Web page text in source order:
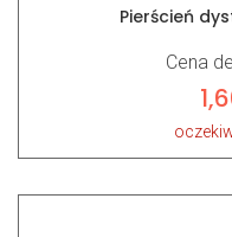
Pierścień
Cena